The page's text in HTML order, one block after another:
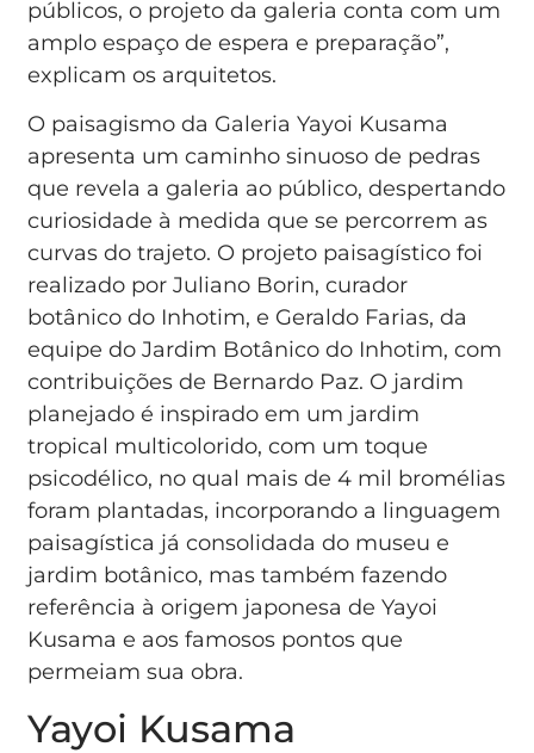
públicos, o projeto da galeria conta com um
amplo espaço de espera e preparação”,
explicam os arquitetos.
O paisagismo da Galeria Yayoi Kusama
apresenta um caminho sinuoso de pedras
que revela a galeria ao público, despertando
curiosidade à medida que se percorrem as
curvas do trajeto. O projeto paisagístico foi
realizado por Juliano Borin, curador
botânico do Inhotim, e Geraldo Farias, da
equipe do Jardim Botânico do Inhotim, com
contribuições de Bernardo Paz. O jardim
planejado é inspirado em um jardim
tropical multicolorido, com um toque
psicodélico, no qual mais de 4 mil bromélias
foram plantadas, incorporando a linguagem
paisagística já consolidada do museu e
jardim botânico, mas também fazendo
referência à origem japonesa de Yayoi
Kusama e aos famosos pontos que
permeiam sua obra.
Yayoi Kusama